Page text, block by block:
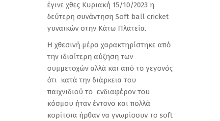
έγινε χθες Κυριακή 15/10/2023 η
δεύτερη συνάντηση Soft ball cricket
γυναικών στην Κάτω Πλατεία.
Η χθεσινή μέρα χαρακτηρίστηκε από
την ιδιαίτερη αύξηση των
συμμετοχών αλλά και από το γεγονός
ότι κατά την διάρκεια του
παιχνιδιού το ενδιαφέρον του
κόσμου ήταν έντονο και πολλά
κορίτσια ήρθαν να γνωρίσουν το soft